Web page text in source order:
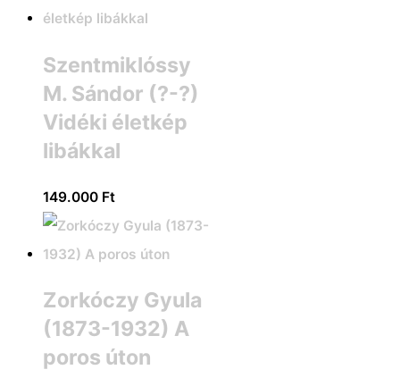
Szentmiklóssy
M. Sándor (?-?)
Vidéki életkép
libákkal
149.000 Ft
Zorkóczy Gyula
(1873-1932) A
poros úton